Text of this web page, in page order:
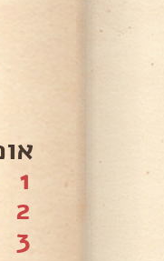
1
2
3